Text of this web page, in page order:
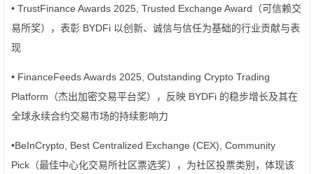
• TrustFinance Awards 2025, Trusted Exchange Award（可信赖交
易所奖），表彰 BYDFi 以创新、诚信与信任为基础的行业贡献与表
现
• FinanceFeeds Awards 2025, Outstanding Crypto Trading
Platform（杰出加密交易平台奖），反映 BYDFi 的稳步增长及其在
全球永续合约交易市场的持续影响力
•BeInCrypto, Best Centralized Exchange (CEX), Community
Pick（最佳中心化交易所社区票选奖），为社区投票类别，体现该